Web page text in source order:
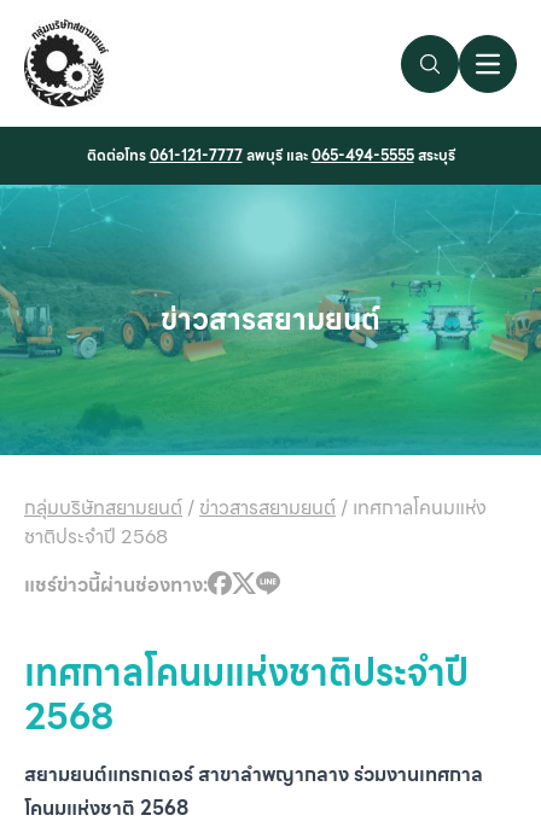
Search Link
Open
ติดต่อโทร061-121-7777ลพบุรี และ065-494-5555สระบุรี
ข่าวสารสยามยนต์
กลุ่มบริษัทสยามยนต์ /ข่าวสารสยามยนต์ / เทศกาลโคนมแห่ง
ชาติประจำปี 2568
แชร์ข่าวนี้ผ่านช่องทาง:
เทศกาลโคนมแห่งชาติประจำปี
2568
สยามยนต์แทรกเตอร์ สาขาลำพญากลาง ร่วมงานเทศกาล
โคนมแห่งชาติ 2568